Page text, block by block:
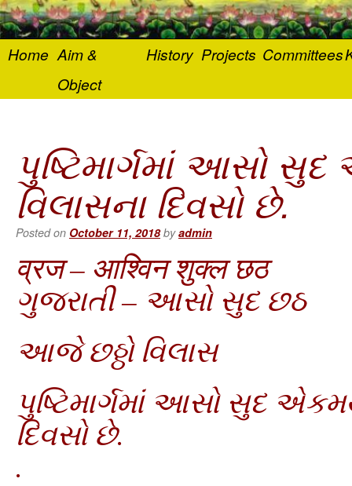
Home Aim &
Object
History Projects Committees
પુષ્ટિમાર્ગમાં આસો
વિલાસના દિવસો છે.
Posted on October 11, 2018 by admin
व्रज – आश्विन शुक्ल छठ
ગુજરાતી – આસો સુદ છઠ
આજે છઠ્ઠો વિલાસ
પુષ્ટિમાર્ગમાં આસો સુદ
દિવસો છે.
.